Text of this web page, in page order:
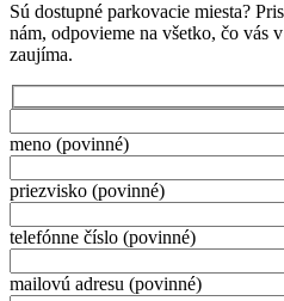
Sú dostupné parkovacie miesta?
nám, odpovieme na všetko, čo vás
zaujíma.
meno (povinné)
priezvisko (povinné)
telefónne číslo (povinné)
mailovú adresu (povinné)